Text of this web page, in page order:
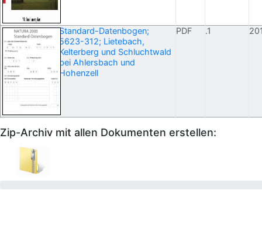
Standard-Datenbogen;
5623-312; Lietebach,
Kelterberg und Schluchtwald
bei Ahlersbach und
Hohenzell
PDF .1
Zip-Archiv mit allen Dokumenten erstellen: